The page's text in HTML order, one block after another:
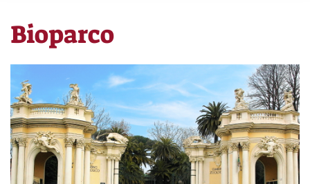
here
Bioparco